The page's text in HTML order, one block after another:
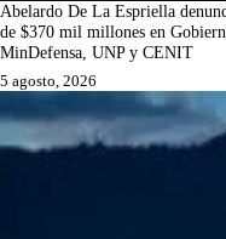
Abelardo De La Espriella
de $370 mil millones en
MinDefensa, UNP y CENIT
5 agosto, 2026